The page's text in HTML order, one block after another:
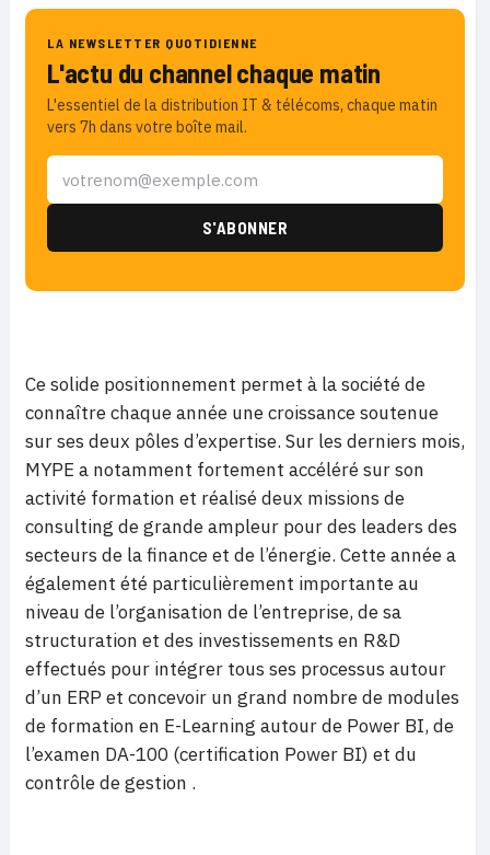
LA NEWSLETTER QUOTIDIENNE
L'actu du channel chaque matin
L'essentiel de la distribution IT & télécoms, chaque matin
vers 7h dans votre boîte mail.
Ce solide positionnement permet à la société de
connaître chaque année une croissance soutenue
sur ses deux pôles d’expertise. Sur les derniers mois,
MYPE a notamment fortement accéléré sur son
activité formation et réalisé deux missions de
consulting de grande ampleur pour des leaders des
secteurs de la finance et de l’énergie. Cette année a
également été particulièrement importante au
niveau de l’organisation de l’entreprise, de sa
structuration et des investissements en R&D
effectués pour intégrer tous ses processus autour
d’un ERP et concevoir un grand nombre de modules
de formation en E-Learning autour de Power BI, de
l’examen DA-100 (certification Power BI) et du
contrôle de gestion .